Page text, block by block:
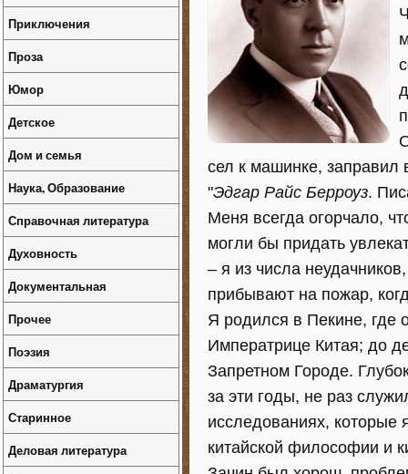
сел к машинке, заправил
"Эдгар Райс Берроуз.
Меня всегда огорчало,
могли бы придать
– я из числа
прибывают на пожар,
Я родился в Пекине, где
Императрице Китая; до
Запретном Городе.
за эти годы, не раз
исследованиях,
китайской философии и
Приключения
Проза
Юмор
Детское
Дом и семья
Наука, Образование
Справочная литература
Духовность
Документальная
Прочее
Поэзия
Драматургия
Старинное
Деловая литература